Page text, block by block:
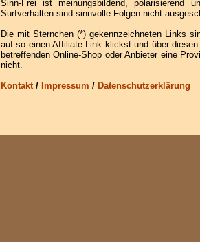
Sinn-Frei ist meinungsbildend, polarisierend
Surfverhalten sind sinnvolle Folgen nicht
Die mit Sternchen (*) gekennzeichneten Links
auf so einen Affiliate-Link klickst und über
betreffenden Online-Shop oder Anbieter eine
nicht.
Kontakt/ Impressum / Datenschutzerklärung